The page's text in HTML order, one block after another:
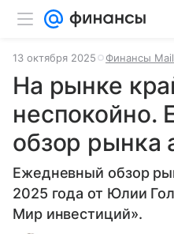
13 октября 2025 Финансы Mail
На рынке
неспокойно.
обзор рынка
Ежедневный обзор
2025 года от Юлии
Мир инвестиций».